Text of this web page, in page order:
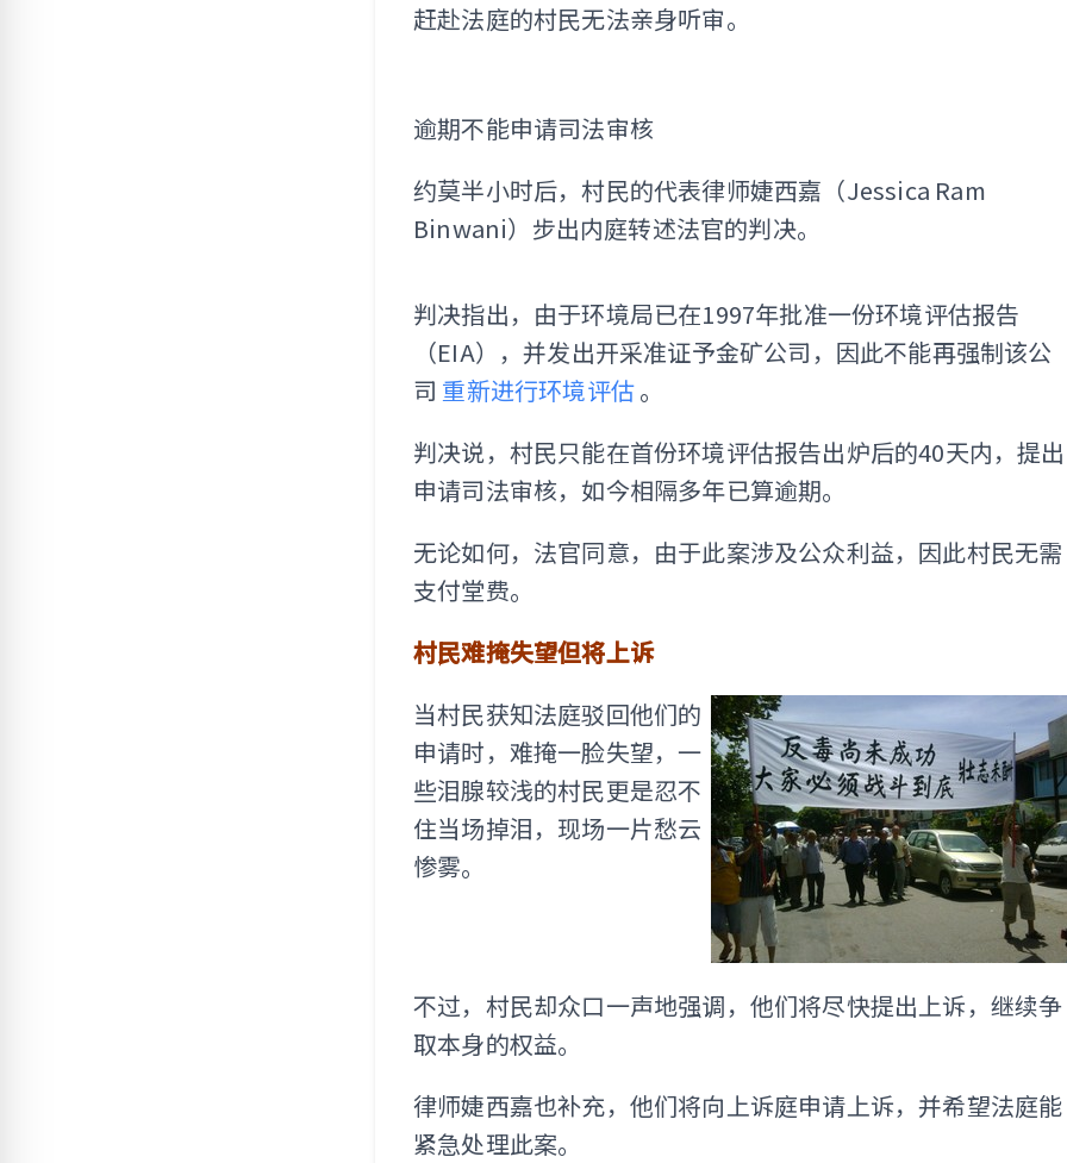
赶赴法庭的村民无法亲身听审。
逾期不能申请司法审核
约莫半小时后，村民的代表律师婕西嘉（Jessica Ram
Binwani）步出内庭转述法官的判决。
判决指出，由于环境局已在1997年批准一份环境评估报告
（EIA），并发出开采准证予金矿公司，因此不能再强制该公
司 重新进行环境评估。
判决说，村民只能在首份环境评估报告出炉后的40天内，提出
申请司法审核，如今相隔多年已算逾期。
无论如何，法官同意，由于此案涉及公众利益，因此村民无需
支付堂费。
村民难掩失望但将上诉
当村民获知法庭驳回他们的
申请时，难掩一脸失望，一
些泪腺较浅的村民更是忍不
住当场掉泪，现场一片愁云
惨雾。
不过，村民却众口一声地强调，他们将尽快提出上诉，继续争
取本身的权益。
律师婕西嘉也补充，他们将向上诉庭申请上诉，并希望法庭能
紧急处理此案。